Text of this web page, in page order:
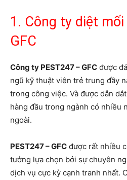
1. Công ty diệt mối
GFC
Công ty PEST247 – GFC được
ngũ kỹ thuật viên trẻ trung đầy
trong công việc. Và được dẫn
hàng đầu trong ngành có nhiều
ngoài.
PEST247 – GFC được rất nhiều
tưởng lựa chọn bởi sự chuyên
dịch vụ cực kỳ cạnh tranh nhất.